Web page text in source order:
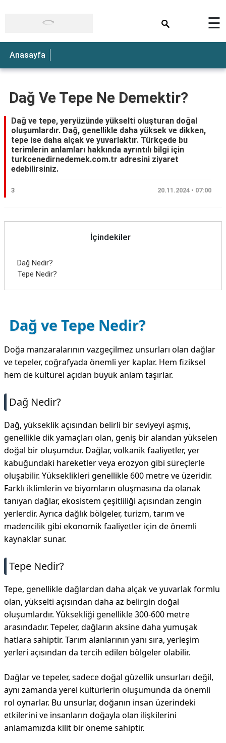
☰
Anasayfa
Dağ Ve Tepe Ne Demektir?
Dağ ve tepe, yeryüzünde yükselti oluşturan doğal
oluşumlardır. Dağ, genellikle daha yüksek ve dikken,
tepe ise daha alçak ve yuvarlaktır. Türkçede bu
terimlerin anlamları hakkında ayrıntılı bilgi için
turkcenedirnedemek.com.tr adresini ziyaret
edebilirsiniz.
3 20.11.2024 • 07:00
İçindekiler
Dağ Nedir?
Tepe Nedir?
Dağ ve Tepe Nedir?
Doğa manzaralarının vazgeçilmez unsurları olan dağlar
ve tepeler, coğrafyada önemli yer kaplar. Hem fiziksel
hem de kültürel açıdan büyük anlam taşırlar.
Dağ Nedir?
Dağ, yükseklik açısından belirli bir seviyeyi aşmış,
genellikle dik yamaçları olan, geniş bir alandan yükselen
doğal bir oluşumdur. Dağlar, volkanik faaliyetler, yer
kabuğundaki hareketler veya erozyon gibi süreçlerle
oluşabilir. Yükseklikleri genellikle 600 metre ve üzeridir.
Farklı iklimlerin ve biyomların oluşmasına da olanak
tanıyan dağlar, ekosistem çeşitliliği açısından zengin
yerlerdir. Ayrıca dağlık bölgeler, turizm, tarım ve
madencilik gibi ekonomik faaliyetler için de önemli
kaynaklar sunar.
Tepe Nedir?
Tepe, genellikle dağlardan daha alçak ve yuvarlak formlu
olan, yükselti açısından daha az belirgin doğal
oluşumlardır. Yüksekliği genellikle 300-600 metre
arasındadır. Tepeler, dağların aksine daha yumuşak
hatlara sahiptir. Tarım alanlarının yanı sıra, yerleşim
yerleri açısından da tercih edilen bölgeler olabilir.
Dağlar ve tepeler, sadece doğal güzellik unsurları değil,
aynı zamanda yerel kültürlerin oluşumunda da önemli
rol oynarlar. Bu unsurlar, doğanın insan üzerindeki
etkilerini ve insanların doğayla olan ilişkilerini
anlamamızda kilit bir öneme sahiptir.